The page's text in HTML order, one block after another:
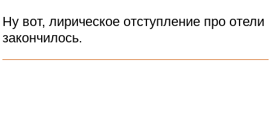
Ну вот, лирическое отступление про отели
закончилось.